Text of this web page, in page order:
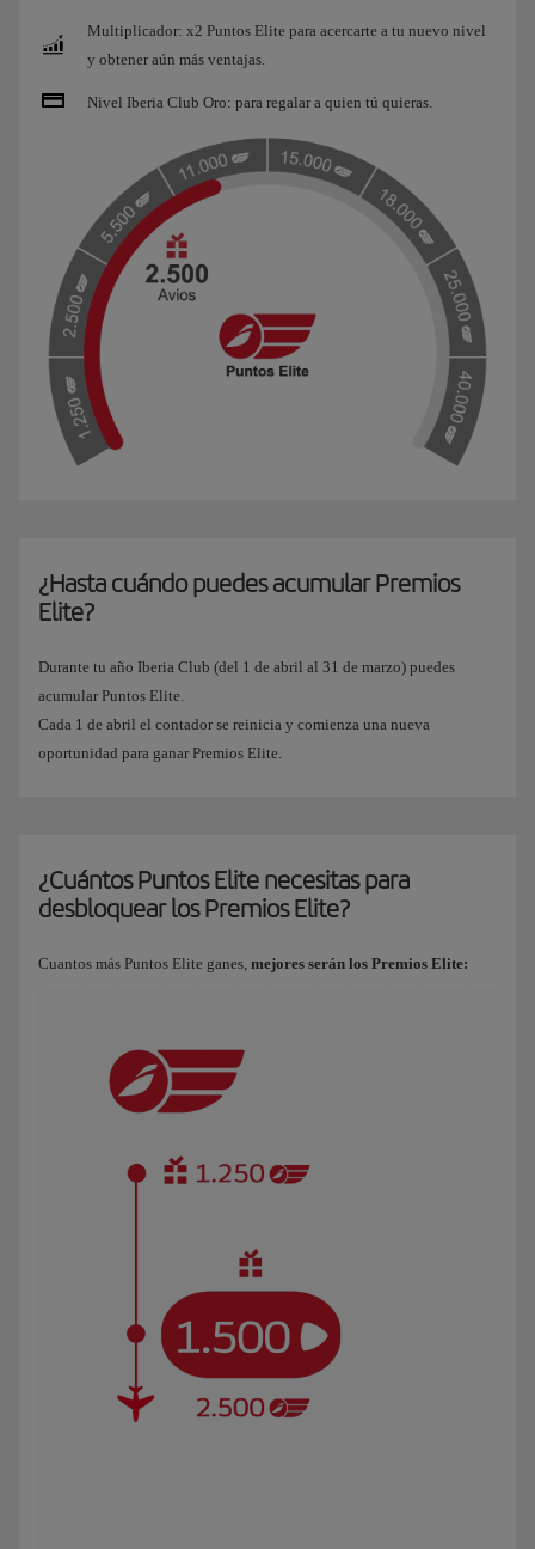
Multiplicador: x2 Puntos Elite para acercarte a tu nuevo nivel
y obtener aún más ventajas.
Nivel Iberia Club Oro: para regalar a quien tú quieras.
¿Hasta cuándo puedes acumular Premios
Elite?
Durante tu año Iberia Club (del 1 de abril al 31 de marzo) puedes
acumular Puntos Elite.
Cada 1 de abril el contador se reinicia y comienza una nueva
oportunidad para ganar Premios Elite.
¿Cuántos Puntos Elite necesitas para
desbloquear los Premios Elite?
Cuantos más Puntos Elite ganes, mejores serán los Premios Elite: